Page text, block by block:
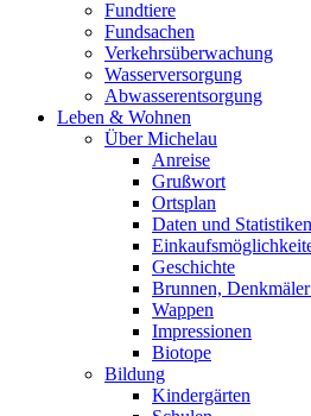
Fundtiere
Fundsachen
Verkehrsüberwachung
Wasserversorgung
Abwasserentsorgung
Leben & Wohnen
Über Michelau
Anreise
Grußwort
Ortsplan
Daten und Statistiken
Geschichte
Brunnen,
Wappen
Impressionen
Biotope
Bildung
Kindergärten